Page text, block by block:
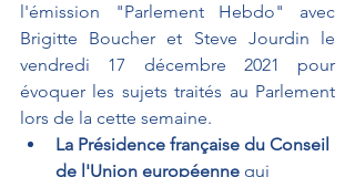
l'émission "Parlement Hebdo" avec
Brigitte Boucher et Steve Jourdin le
vendredi 17 décembre 2021 pour
évoquer les sujets traités au Parlement
lors de la cette semaine.
La Présidence française du Conseil
de l'Union européenne qui